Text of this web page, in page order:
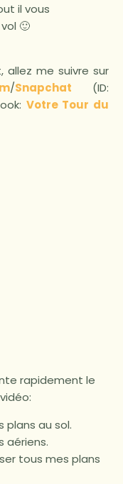
il vous
🙂
allez me suivre sur
/Snapchat (ID:
Votre Tour du
rapidement le
plans au sol.
aériens.
tous mes plans